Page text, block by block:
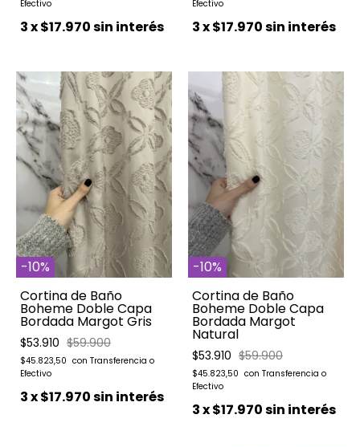
3x$17.970sin interés 3x$17.970sin interés
-10%
Cortina de Baño
Boheme Doble Capa
Bordada Margot Gris
$53.910 $59.900
$45.823,50
3x$17.970sin interés
-10%
Cortina de Baño
Boheme Doble Capa
Bordada Margot
Natural
$53.910 $59.900
$45.823,50
3x$17.970sin interés